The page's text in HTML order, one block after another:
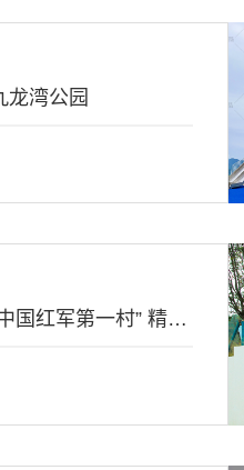
龙湾公园
遂宁蓬溪“中国红军第一村” 精品示范村